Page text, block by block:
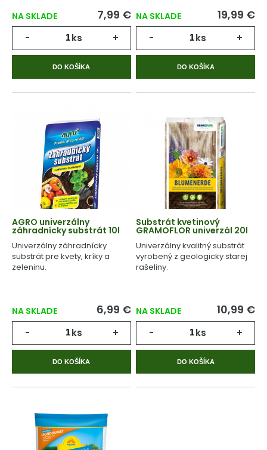
NA SKLADE 7,99 €
- ks +
DO KOŠÍKA
NA SKLADE 19,99 €
- ks +
DO KOŠÍKA
AGRO univerzálny
záhradnícky substrát 10l
Univerzálny záhradnícky
substrát pre kvety, kríky a
zeleninu.
NA SKLADE 6,99 €
- ks +
DO KOŠÍKA
Substrát kvetinový
GRAMOFLOR univerzál 20l
Univerzálny kvalitný substrát
vyrobený z geologicky starej
rašeliny.
NA SKLADE 10,99 €
- ks +
DO KOŠÍKA